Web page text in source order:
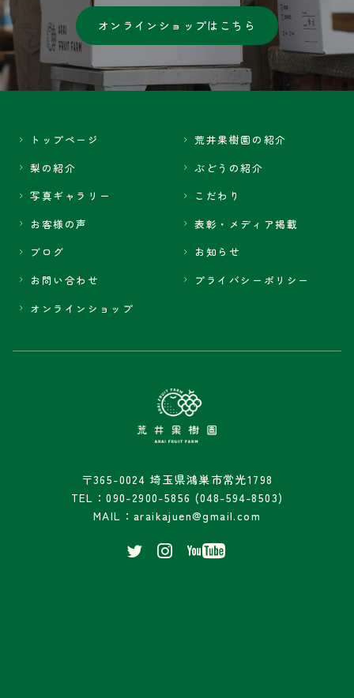
オンラインショップはこちら
トップページ
荒井果樹園の紹介
梨の紹介
ぶどうの紹介
写真ギャラリー
こだわり
お客様の声
表彰・メディア掲載
ブログ
お知らせ
お問い合わせ
プライバシーポリシー
オンラインショップ
〒365-0024 埼玉県鴻巣市常光1798
TEL：090-2900-5856 (048-594-8503)
MAIL：araikajuen@gmail.com